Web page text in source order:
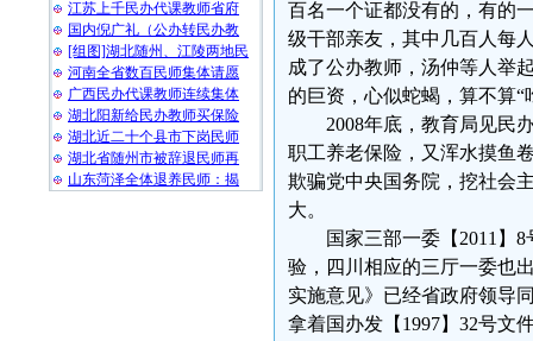
江苏上千民办代课教师省府
国内倪广礼（公办转民办教
[组图]湖北随州、江陵两地民
河南全省数百民师集体请愿
广西民办代课教师连续集体
湖北阳新给民办教师买保险
湖北近二十个县市下岗民师
湖北省随州市被辞退民师再
山东菏泽全体退养民师：揭
百名一个证都没有的，有的
级干部亲友，其中几百人每
成了公办教师，汤仲等人举
的巨资，心似蛇蝎，算不算“
2008年底，教育局见民办
职工养老保险，又浑水摸鱼
欺骗党中央国务院，挖社会
大。
国家三部一委【2011】8
验，四川相应的三厅一委也
实施意见》已经省政府领导
拿着国办发【1997】32号文